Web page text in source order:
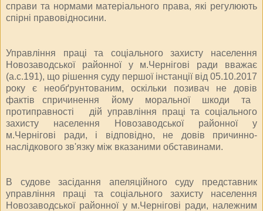
справи та нормами матеріального права, які регулюють
спірні правовідносини.
Управління праці та соціального захисту населення
Новозаводської районної у м.Чернігові ради вважає
(а.с.191), що рішення суду першої інстанції від 05.10.2017
року є необґрунтованим, оскільки позивач не довів
фактів спричинення йому моральної шкоди та
протиправності дій управління праці та соціального
захисту населення Новозаводської районної у
м.Чернігові ради, і відповідно, не довів причинно-
наслідкового зв'язку між вказаними обставинами.
В судове засідання апеляційного суду представник
управління праці та соціального захисту населення
Новозаводської районної у м.Чернігові ради, належним